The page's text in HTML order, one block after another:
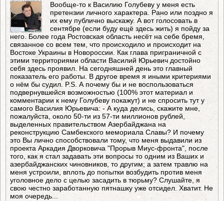
Вообще-то к Василию Голубеву у меня есть
претензии личного характера. Рано или поздно я
их ему публично выскажу. А вот голосовать в
сентябре (если буду ещё здесь жить) я пойду за
него. Более года Ростовская область несёт на себе бремя,
связанное со всем тем, что происходило и происходит на
Востоке Украины в Новороссии. Как глава приграничной с
этими территориями области Василий Юрьевич достойно
себя здесь проявил. На сегодняшней день это главный
показатель его работы. В другое время я иными критериями
о нём бы судил. P.S. А почему бы и не воспользоваться
подвернувшейся возможностью (100% этот материал и
комментарии к нему Голубеву покажут) и не спросить тут у
самого Василия Юрьевича: - А куда делись, скажите мне,
пожалуйста, около 50-ти из 57-ти миллионов рублей,
выделенных правительством Азербайджана на
реконструкцию Самбекского мемориала Славы? И почему
это Вы лично способствовали тому, что меня выдавили из
проекта Аркадия Дворковича "Прорыв Миус-фронта", после
того, как я стал задавать эти вопросы то одним из Ваших и
азербайджанских чиновников, то другим; а затем травлю на
меня устроили, вплоть до попытки возбудить против меня
уголовное дело с целью засадить в тюрьму? Слушайте, я
свою честно заработанную пятнашку уже отсидел. Хватит. Не
моя очередь...